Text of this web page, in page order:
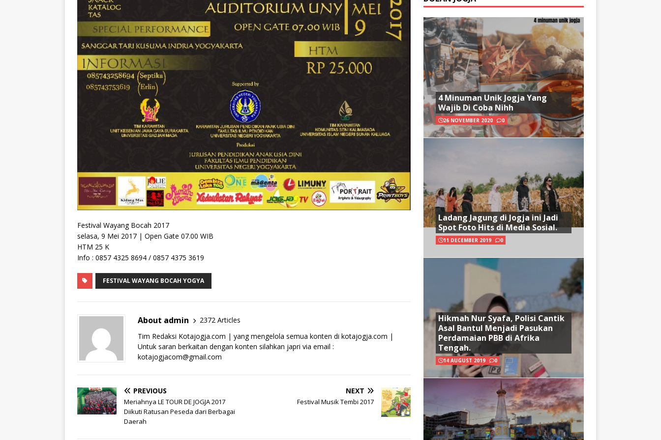
Festival Wayang Bocah 2017
selasa, 9 Mei 2017 | Open Gate 07.00 WIB
HTM 25 K
Info : 0857 4325 8694 / 0857 4375 3619
FESTIVAL WAYANG BOCAH YOGYA
About admin
2372 Articles
Tim Redaksi Kotajogja.com | yang mengelola semua konten di kotajogja.com |
Untuk saran berkaitan dengan konten silahkan japri via email :
kotajogjacom@gmail.com
PREVIOUS
Meriahnya LE TOUR DE JOGJA 2017
Diikuti Ratusan Peseda dari Berbagai
Daerah
NEXT
Festival Musik Tembi 2017
4 Minuman Unik Jogja Yang
Wajib Di Coba Nihh
26 NOVEMBER 2020 0
Ladang Jagung di Jogja ini Jadi
Spot Foto Hits di Media Sosial.
11 DECEMBER 2019 0
Hikmah Nur Syafa, Polisi Cantik
Asal Bantul Menjadi Pasukan
Perdamaian PBB di Afrika
Tengah.
14 AUGUST 2019 0